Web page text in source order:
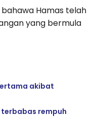
Hamas telah
yang bermula
akibat
rempuh